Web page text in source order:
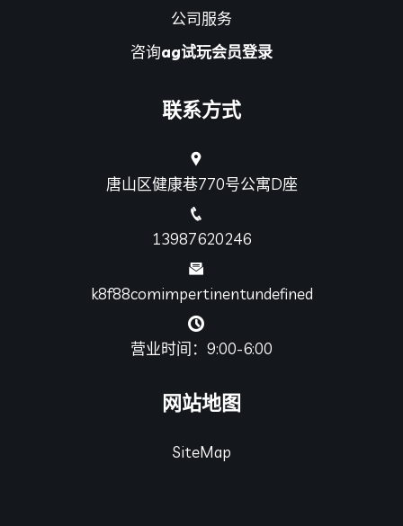
会员注册最优质的在线服务！！！
导航
亚游ag视讯
真实案例
新闻播报
公司服务
咨询ag试玩会员登录
联系方式